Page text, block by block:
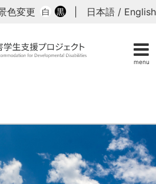
menu
色変更 白 黒 日本語 / English